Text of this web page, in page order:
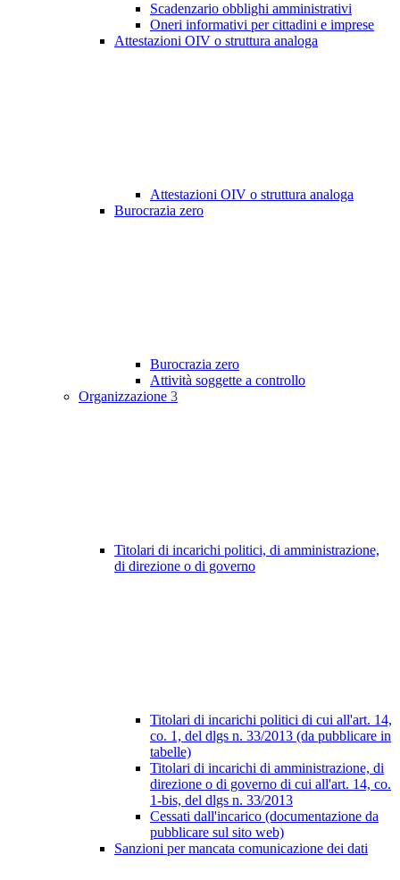
Scadenzario obblighi amministrativi
Oneri informativi per cittadini e imprese
Attestazioni OIV o struttura analoga
Attestazioni OIV o struttura analoga
Burocrazia zero
Burocrazia zero
Attività soggette a controllo
Organizzazione 3
Titolari di incarichi politici, di amministrazione,
di direzione o di governo
Titolari di incarichi politici di cui all'art. 14,
co. 1, del dlgs n. 33/2013 (da pubblicare in
tabelle)
Titolari di incarichi di amministrazione, di
direzione o di governo di cui all'art. 14, co.
1-bis, del dlgs n. 33/2013
Cessati dall'incarico (documentazione da
pubblicare sul sito web)
Sanzioni per mancata comunicazione dei dati